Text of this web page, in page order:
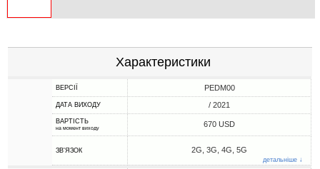
Характеристики
ВЕРСІЇ PEDM00
ДАТА ВИХОДУ / 2021
ВАРТІСТЬ
на момент виходу 670 USD
ЗВ'ЯЗОК 2G, 3G, 4G, 5G
детальніше ↓